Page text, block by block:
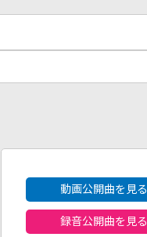
動画公開曲を見る
録音公開曲を見る